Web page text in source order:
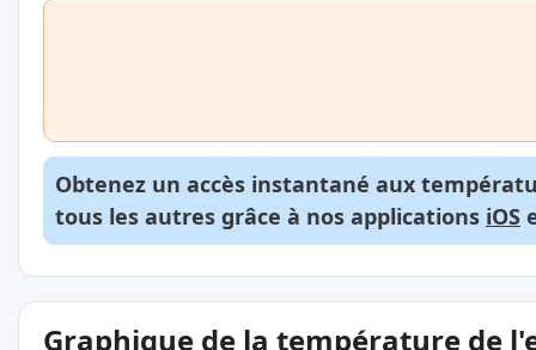
Obtenez un accès instantané aux
tous les autres grâce à nos applications iOS
Graphique de la température de